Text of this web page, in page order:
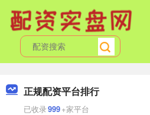
正规配资平台排行
已收录999+家平台